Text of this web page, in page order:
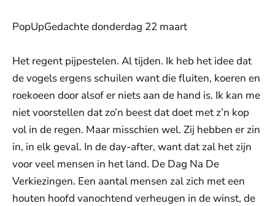
PopUpGedachte donderdag 22 maart
Het regent pijpestelen. Al tijden. Ik heb het idee dat
de vogels ergens schuilen want die fluiten, koeren en
roekoeen door alsof er niets aan de hand is. Ik kan me
niet voorstellen dat zo’n beest dat doet met z’n kop
vol in de regen. Maar misschien wel. Zij hebben er zin
in, in elk geval. In de day-after, want dat zal het zijn
voor veel mensen in het land. De Dag Na De
Verkiezingen. Een aantal mensen zal zich met een
houten hoofd vanochtend verheugen in de winst, de